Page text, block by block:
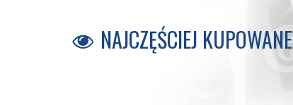
NAJCZĘŚCIEJ KUPOWANE